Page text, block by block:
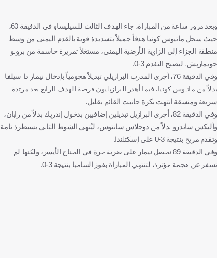
وبعد مرور ساعة من المباراة، جاء الهدف الثالث للسيليساو في الدقيقة 60،
حيث سجل ماتيوس كونيا هدفاً جميلاً بتسديدة قوية بالقدم اليمنى من وسط
منطقة الجزاء إلى الزاوية الأرضية اليمنى، مستغلاً تمريرة حاسمة من برونو
جويماريش، ليصبح التقدم 3-0.
وفي الدقيقة 76، أجرى المدرب البرازيلي تبديلاً هجومياً بإدخال نيمار دا سيلفا
بدلاً من ماتيوس كونيا، فيما أهدر البرازيليون فرصة الهدف الرابع بعد مرتدة
سريعة ومنسقة انتهت بكرة جانبت القائم بقليل.
وفي الدقيقة 82، أجرى البرازيل تبديلين إضافيين بدخول إندريك بدلاً من رايان،
وأليكس ساندرو بدلاً من دوجلاس سانتوس، ليُنهي الشوط الثاني بسيطرة تامة
وتقدم مريح بنتيجة 3-0 على إسكتلندا.
وفي الدقيقة 89 تحصل نيمار على ضربة حرة في الجناح الأيسر، ولكنها لم
تسفر عن هجمة مؤثرة، لتنتهي المباراة بفوز السامبا بنتيجة 3-0.